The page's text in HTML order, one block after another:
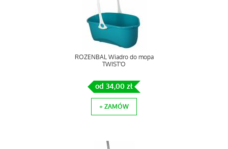
ROZENBAL Wiadro do mopa
TWIST'O
od 34,00 zł
+ ZAMÓW